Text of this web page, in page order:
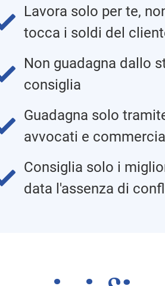
Lavora solo per te,
tocca i soldi del
Non guadagna dallo
consiglia
Guadagna solo
avvocati e
Consiglia solo i
data l'assenza di